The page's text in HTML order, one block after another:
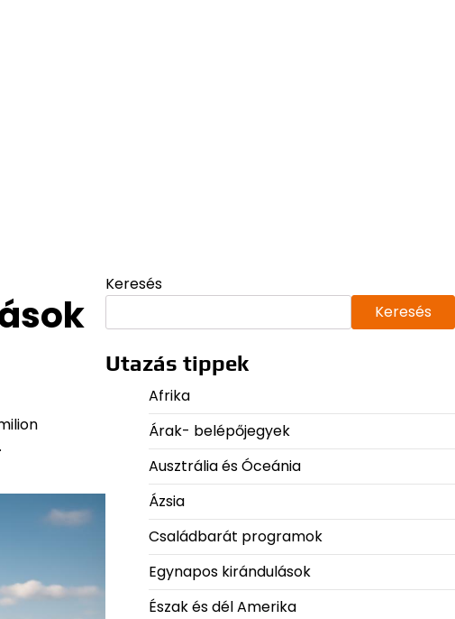
Keresés
Keresés
Utazás tippek
Afrika
Árak- belépőjegyek
Ausztrália és Óceánia
Ázsia
Családbarát programok
Egynapos kirándulások
Észak és dél Amerika